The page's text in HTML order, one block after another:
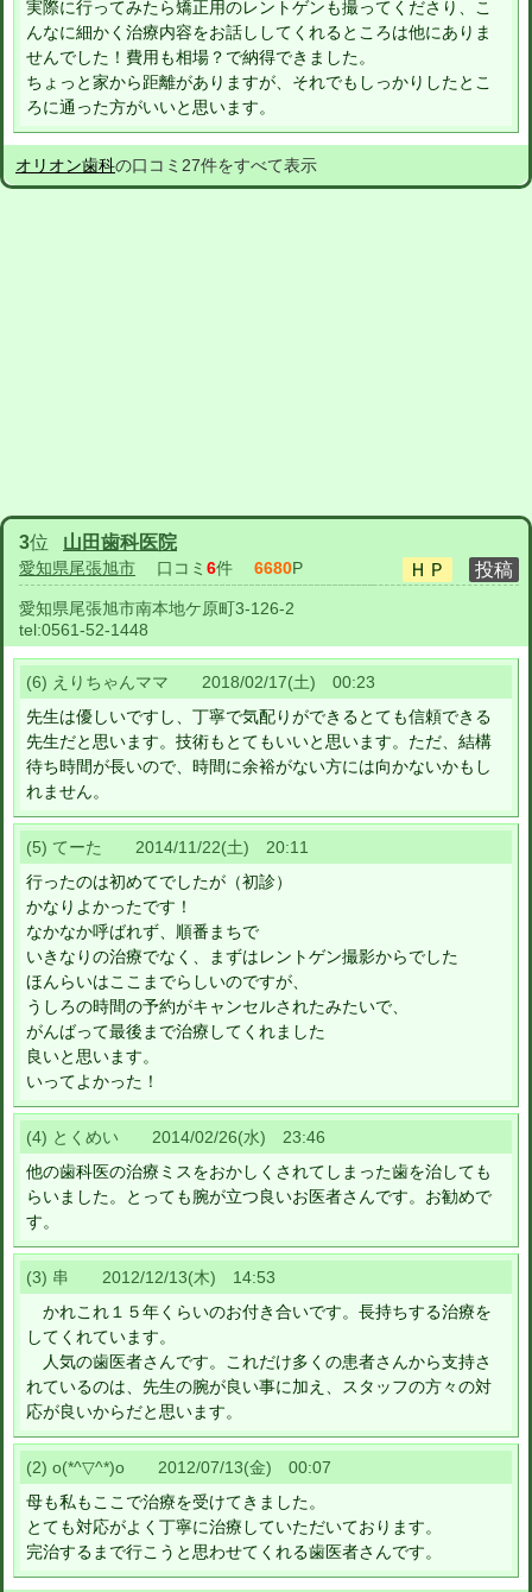
実際に行ってみたら矯正用のレントゲンも撮ってくださり、こ
んなに細かく治療内容をお話ししてくれるところは他にありま
せんでした！費用も相場？で納得できました。
ちょっと家から距離がありますが、それでもしっかりしたとこ
ろに通った方がいいと思います。
オリオン歯科の口コミ27件をすべて表示
3位 山田歯科医院
愛知県尾張旭市 口コミ 6件 6680P
愛知県尾張旭市南本地ケ原町3-126-2
tel:0561-52-1448
(6) えりちゃんママ 2018/02/17(土) 00:23
先生は優しいですし、丁寧で気配りができるとても信頼できる
先生だと思います。技術もとてもいいと思います。ただ、結構
待ち時間が長いので、時間に余裕がない方には向かないかもし
れません。
(5) てーた 2014/11/22(土) 20:11
行ったのは初めてでしたが（初診）
かなりよかったです！
なかなか呼ばれず、順番まちで
いきなりの治療でなく、まずはレントゲン撮影からでした
ほんらいはここまでらしいのですが、
うしろの時間の予約がキャンセルされたみたいで、
がんばって最後まで治療してくれました
良いと思います。
いってよかった！
(4) とくめい 2014/02/26(水) 23:46
他の歯科医の治療ミスをおかしくされてしまった歯を治しても
らいました。とっても腕が立つ良いお医者さんです。お勧めで
す。
(3) 串 2012/12/13(木) 14:53
かれこれ１５年くらいのお付き合いです。長持ちする治療を
してくれています。
人気の歯医者さんです。これだけ多くの患者さんから支持さ
れているのは、先生の腕が良い事に加え、スタッフの方々の対
応が良いからだと思います。
(2) o(*^▽^*)o 2012/07/13(金) 00:07
母も私もここで治療を受けてきました。
とても対応がよく丁寧に治療していただいております。
完治するまで行こうと思わせてくれる歯医者さんです。